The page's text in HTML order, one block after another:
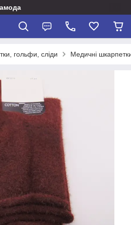
гольфи, сліди Медичні